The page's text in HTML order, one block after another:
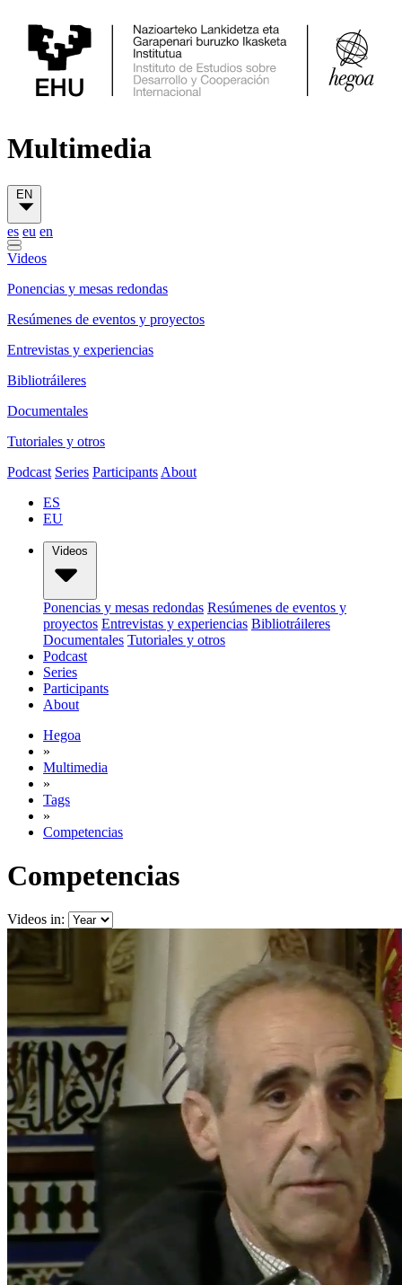
Multimedia
EN
es eu en
Videos
Ponencias y mesas redondas
Resúmenes de eventos y proyectos
Entrevistas y experiencias
Bibliotráileres
Documentales
Tutoriales y otros
Podcast Series Participants About
ES
EU
Videos
Ponencias y mesas redondas Resúmenes de eventos y
proyectos Entrevistas y experiencias Bibliotráileres
Documentales Tutoriales y otros
Podcast
Series
Participants
About
Hegoa
»
Multimedia
»
Tags
»
Competencias
Competencias
Videos in: